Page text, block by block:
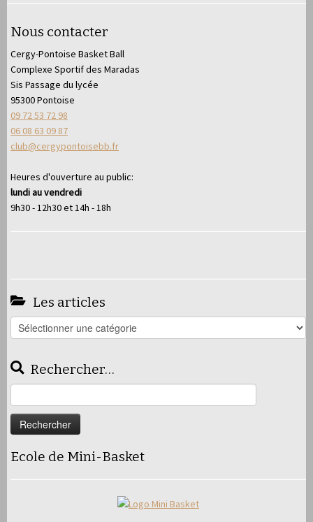
Nous contacter
Cergy-Pontoise Basket Ball
Complexe Sportif des Maradas
Sis Passage du lycée
95300 Pontoise
09 72 53 72 98
06 08 63 09 87
club@cergypontoisebb.fr
Heures d'ouverture au public:
lundi au vendredi
9h30 - 12h30 et 14h - 18h
Les articles
Les
articles
Rechercher…
Ecole de Mini-Basket